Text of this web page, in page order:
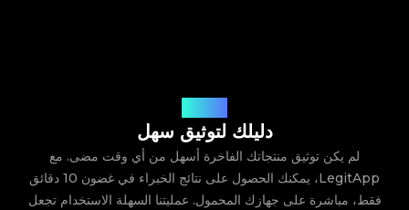
دليلك لتوثيق سهل
لم يكن توثيق منتجاتك الفاخرة أسهل من أي وقت مضى. مع
LegitApp، يمكنك الحصول على نتائج الخبراء في غضون 10 دقائق
فقط، مباشرة على جهازك المحمول. عمليتنا السهلة الاستخدام تجعل